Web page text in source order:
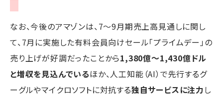
なお、今後のアマゾンは、7～9月期売上高見通しに関し
て、7月に実施した有料会員向けセール「プライムデー」の
売り上げが好調だったことから1,380億～1,430億ドル
と増収を見込んでいるほか、人工知能（AI）で先行するグ
ーグルやマイクロソフトに対抗する独自サービスに注力し